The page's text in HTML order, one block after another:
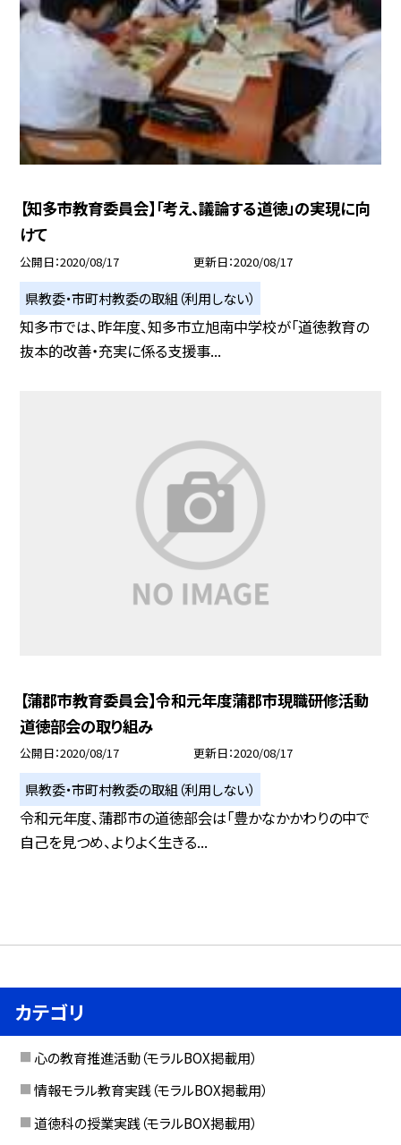
【知多市教育委員会】「考え、議論する道徳」の実現に向
けて
公開日 2020/08/17 更新日 2020/08/17
県教委・市町村教委の取組（利用しない）
知多市では、昨年度、知多市立旭南中学校が「道徳教育の
抜本的改善・充実に係る支援事...
【蒲郡市教育委員会】令和元年度蒲郡市現職研修活動
道徳部会の取り組み
公開日 2020/08/17 更新日 2020/08/17
県教委・市町村教委の取組（利用しない）
令和元年度、蒲郡市の道徳部会は「豊かなかかわりの中で
自己を見つめ、よりよく生きる...
カテゴリ
心の教育推進活動（モラルBOX掲載用）
情報モラル教育実践（モラルBOX掲載用）
道徳科の授業実践（モラルBOX掲載用）